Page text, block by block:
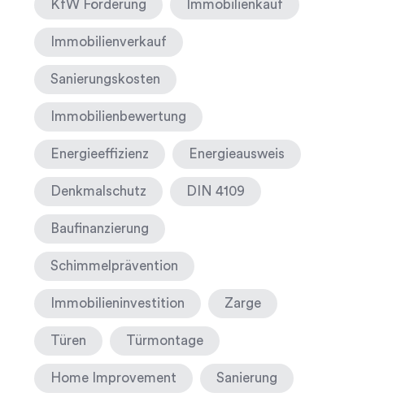
KfW Förderung Immobilienkauf
Immobilienverkauf
Sanierungskosten
Immobilienbewertung
Energieeffizienz Energieausweis
Denkmalschutz DIN 4109
Baufinanzierung
Schimmelprävention
Immobilieninvestition Zarge
Türen Türmontage
Home Improvement Sanierung